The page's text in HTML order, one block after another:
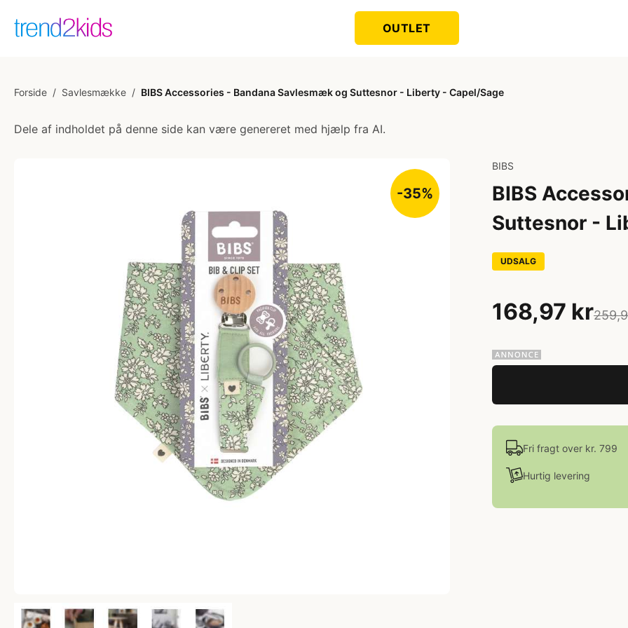
OUTLET
Forside / Savlesmække / BIBS Accessories - Bandana Savlesmæk og Suttesnor - Liberty - Capel/Sage
Dele af indholdet på denne side kan være genereret med hjælp fra AI.
-35%
BIBS
BIBS
Suttesnor -
UDSALG
168,97 kr
Fri fragt over kr. 799
Hurtig levering